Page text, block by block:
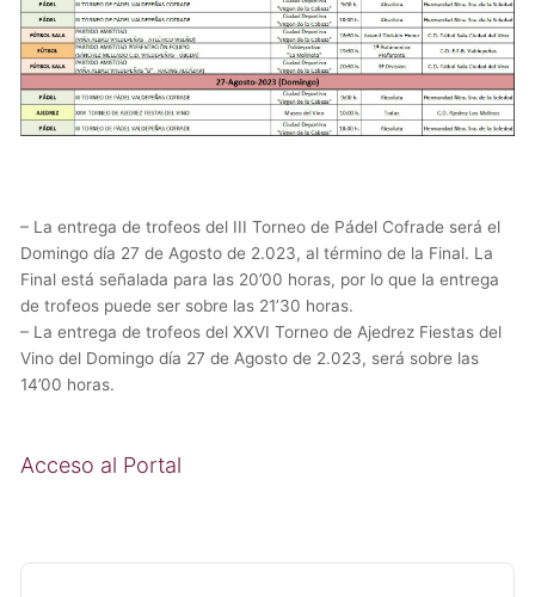
– La entrega de trofeos del III Torneo de Pádel Cofrade será el
Domingo día 27 de Agosto de 2.023, al término de la Final. La
Final está señalada para las 20’00 horas, por lo que la entrega
de trofeos puede ser sobre las 21’30 horas.
– La entrega de trofeos del XXVI Torneo de Ajedrez Fiestas del
Vino del Domingo día 27 de Agosto de 2.023, será sobre las
14’00 horas.
Acceso al Portal